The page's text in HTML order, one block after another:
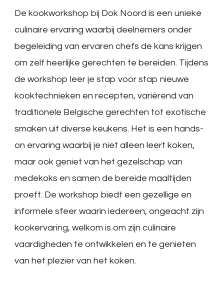
De kookworkshop bij Dok Noord is een unieke
culinaire ervaring waarbij deelnemers onder
begeleiding van ervaren chefs de kans krijgen
om zelf heerlijke gerechten te bereiden. Tijdens
de workshop leer je stap voor stap nieuwe
kooktechnieken en recepten, variërend van
traditionele Belgische gerechten tot exotische
smaken uit diverse keukens. Het is een hands-
on ervaring waarbij je niet alleen leert koken,
maar ook geniet van het gezelschap van
medekoks en samen de bereide maaltijden
proeft. De workshop biedt een gezellige en
informele sfeer waarin iedereen, ongeacht zijn
kookervaring, welkom is om zijn culinaire
vaardigheden te ontwikkelen en te genieten
van het plezier van het koken.